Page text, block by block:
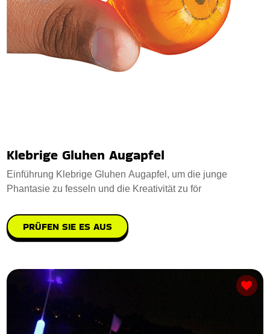
Klebrige Gluhen Augapfel
Einführung Klebrige Gluhen Augapfel, um die junge
Phantasie zu fesseln und die Kreativität zu för
PRÜFEN SIE ES AUS